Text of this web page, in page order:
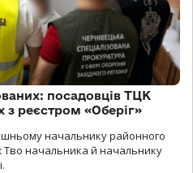
посадовців ТЦК
з реєстром «Оберіг»
начальнику районного
Тво начальника й начальнику